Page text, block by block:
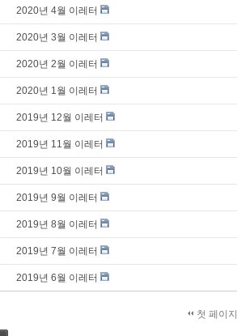
2020년 4월 이레터
2020년 3월 이레터
2020년 2월 이레터
2020년 1월 이레터
2019년 12월 이레터
2019년 11월 이레터
2019년 10월 이레터
2019년 9월 이레터
2019년 8월 이레터
2019년 7월 이레터
2019년 6월 이레터
첫 페이지